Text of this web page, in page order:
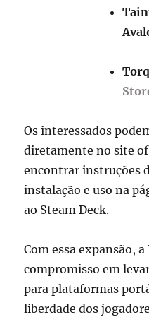
Os interessados
diretamente no site
encontrar instruções
instalação e uso na
ao Steam Deck.
Com essa expansão,
compromisso em
para plataformas
liberdade dos